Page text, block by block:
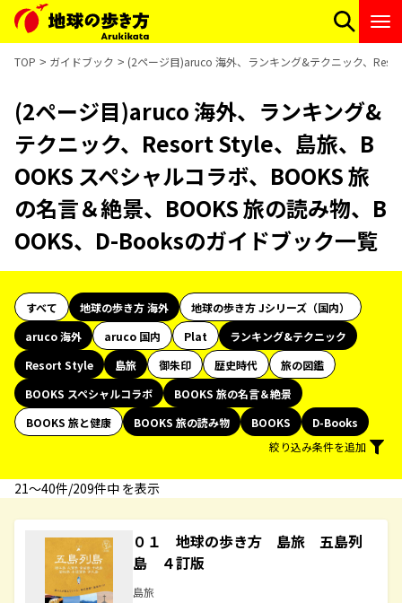
TOP ガイドブック (2ページ目)aruco 海外、ランキング&テクニック、
(2ページ目)aruco 海外、ランキング&
テクニック、Resort Style、島旅、B
OOKS スペシャルコラボ、BOOKS 旅
の名言＆絶景、BOOKS 旅の読み物、B
OOKS、D-Booksのガイドブック一覧
すべて 地球の歩き方 海外
地球の歩き方 Jシリーズ（国内）
aruco 海外
aruco 国内 Plat
ランキング&テクニック
Resort Style
島旅 御朱印 歴史時代
旅の図鑑
BOOKS スペシャルコラボ
BOOKS 旅の名言＆絶景
BOOKS 旅と健康
BOOKS 旅の読み物 BOOKS
D-Books
絞り込み条件を追加
21〜40件/209件中 を表示
０１ 地球の歩き方 島旅 五島列
島 ４訂版
島旅